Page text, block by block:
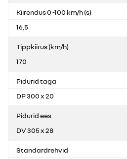
Kiirendus 0 -100 km/h (s)
16,5
Tippkiirus (km/h)
170
Pidurid taga
DP 300 x 20
Pidurid ees
DV 305 x 28
Standardrehvid